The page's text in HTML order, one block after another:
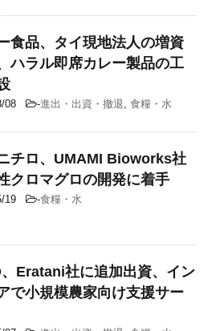
食品、タイ現地法人の増資
ハラル即席カレー製品の工
08 -進出・出資・撤退 食糧・水
チロ、UMAMI Bioworks社
クロマグロの開発に着手
19 -食糧・水
Eratani社に追加出資、イン
で小規模農家向け支援サー